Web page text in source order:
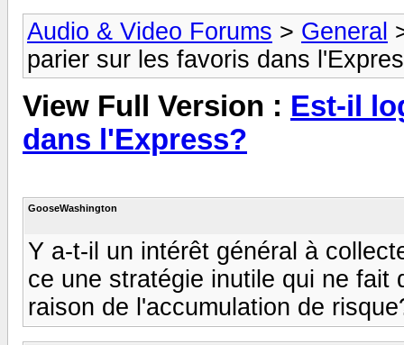
Audio & Video Forums > General
parier sur les favoris dans
View Full Version : Est-il
dans l'Express?
GooseWashington
Y a-t-il un intérêt général à
ce une stratégie inutile qui ne fait
raison de l'accumulation de